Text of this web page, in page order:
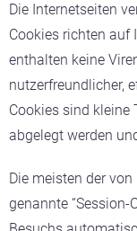
Die Internetseiten
Cookies richten auf
enthalten keine
nutzerfreundlicher,
Cookies sind kleine
abgelegt werden
Die meisten der
genannte “Session-